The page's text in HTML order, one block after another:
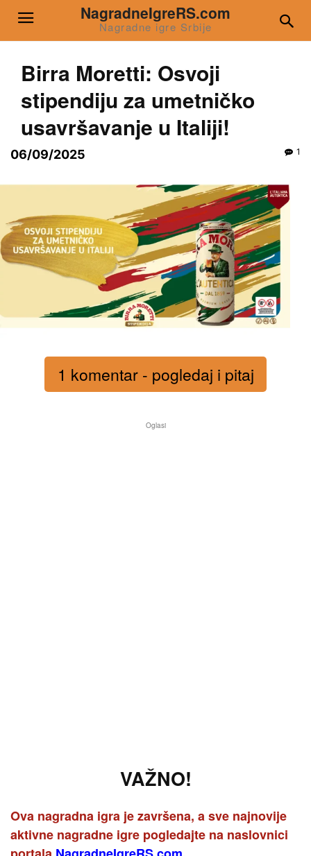
NagradneIgreRS.com
Nagradne igre Srbije
Birra Moretti: Osvoji
stipendiju za umetničko
usavršavanje u Italiji!
06/09/2025 1
1 komentar - pogledaj i pitaj
Oglasi
VAŽNO!
Ova nagradna igra je završena, a sve najnovije
aktivne nagradne igre pogledajte na naslovnici